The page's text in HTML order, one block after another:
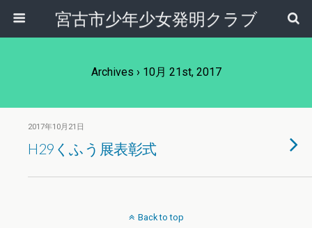
宮古市少年少女発明クラブ
Archives › 10月 21st, 2017
2017年10月21日
H29くふう展表彰式
Back to top